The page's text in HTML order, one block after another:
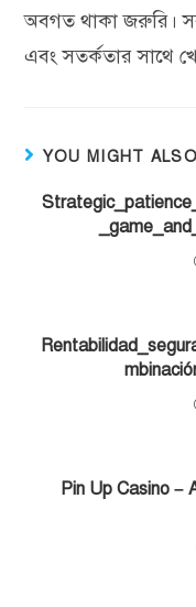
অবগত থাকা জরুরি।
এবং সতর্কতার সাথে
YOU MIGHT
Pin Up Casino –